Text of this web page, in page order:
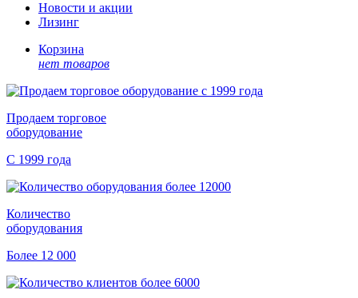
Новости и акции
Лизинг
Корзина
нет товаров
Продаем торговое
оборудование
С 1999 года
Количество
оборудования
Более 12 000